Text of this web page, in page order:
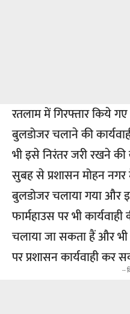
रतलाम में गिरफ्तार किये
बुलडोजर चलाने की
भी इसे निरंतर जरी रखने
सुबह से प्रशासन मोहन
बुलडोजर चलाया गया और
फार्महाउस पर भी
चलाया जा सकता हैं और भी
पर प्रशासन कार्यवाही कर
--